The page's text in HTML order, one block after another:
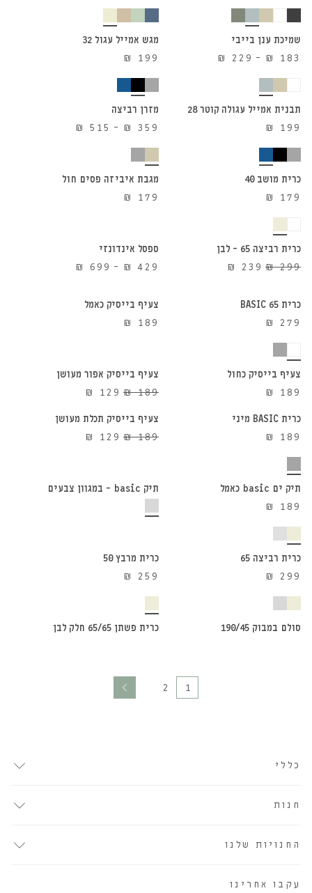
היה:
₪ 119.
₪ 49.
שמיכת ענן בייבי
₪ 183
–
₪ 229
עד
מגש אמייל עגול 32
₪ 199
תבנית אמייל עגולה קוטר 28
₪ 199
מזרן רביצה
₪ 359
–
₪ 515
עד
כרית מושב 40
₪ 179
מגבת איביזה פסים חול
₪ 179
20%
הנחה
כרית רביצה 65 – לבן
₪299
המחיר
היה:
₪ 239
ספסל אינדונזי
₪ 429
–
₪ 699 הוספה לסל
כרית BASIC 65
₪ 279
הוספה לסל
צעיף בייסיק כאמל
₪ 189
צעיף בייסיק כחול
₪ 189
32%
הנחה
צעיף בייסיק אפור מעושן
₪189
המחיר
היה:
₪ 189.
₪ 129
הוא:
הוספה לסל
כרית BASIC מיני
₪ 189
32%
הנחה
הוספה לסל
צעיף בייסיק תכלת מעושן
₪189
המחיר
₪ 189.
₪ 129
₪ 129.
תיק ים basic כאמל
₪ 189
תיק basic – במגוון צבעים
כרית רביצה 65
₪ 299
כרית מרבץ 50
₪ 259
סולם במבוק 190/45 כרית פשתן 65/65 חלק לבן
1
2
כללי
חנות
החנויות שלנו
עקבו אחרינו